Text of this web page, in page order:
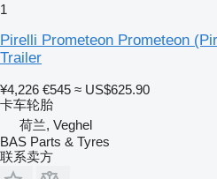
1
Pirelli Prometeon Prometeon
Trailer
¥4,226 €545 ≈ US$625.90
卡车轮胎
荷兰, Veghel
BAS Parts & Tyres
联系卖方